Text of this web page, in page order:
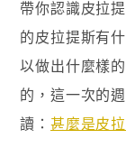
帶你認識皮拉
的皮拉提斯有
以做出什麼樣
的，這一次的
讀：甚麼是皮